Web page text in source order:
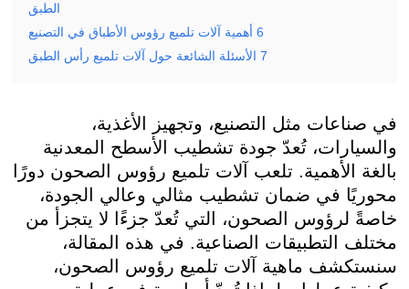
الطبق
6 أهمية آلات تلميع رؤوس الأطباق في التصنيع
7 الأسئلة الشائعة حول آلات تلميع رأس الطبق
في صناعات مثل التصنيع، وتجهيز الأغذية،
والسيارات، تُعدّ جودة تشطيب الأسطح المعدنية
بالغة الأهمية. تلعب آلات تلميع رؤوس الصحون دورًا
محوريًا في ضمان تشطيب مثالي وعالي الجودة،
خاصةً لرؤوس الصحون، التي تُعدّ جزءًا لا يتجزأ من
مختلف التطبيقات الصناعية. في هذه المقالة،
سنستكشف ماهية آلات تلميع رؤوس الصحون،